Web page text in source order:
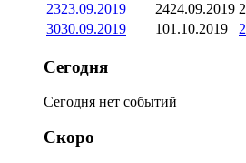
2323.09.2019 2424.09.2019
3030.09.2019 101.10.2019 2
Сегодня
Сегодня нет событий
Скоро